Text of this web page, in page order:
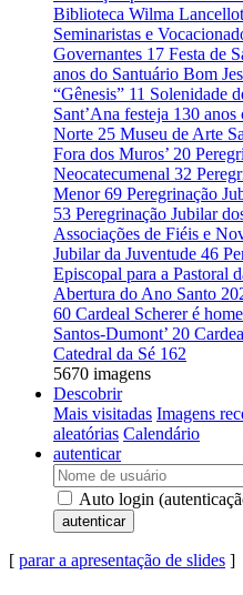
Biblioteca Wilma
Seminaristas e
Governantes 17 Festa de
anos do Santuário Bom
“Gênesis” 11 Solenidade
Sant’Ana festeja 130
Norte 25 Museu de Arte
Fora dos Muros’ 20
Neocatecumenal 32
Menor69 Peregrinação
53 Peregrinação Jubilar
Associações de Fiéis e
Jubilar da Juventude 46
Episcopal para a Pastoral
Abertura do Ano Santo
60 Cardeal Scherer é
Santos-Dumont’ 20
Catedral da Sé 162
5670 imagens
Descobrir
Mais visitadas Imagens
aleatórias Calendário
autenticar
Auto login
autenticar
[ parar a apresentação de slides ]